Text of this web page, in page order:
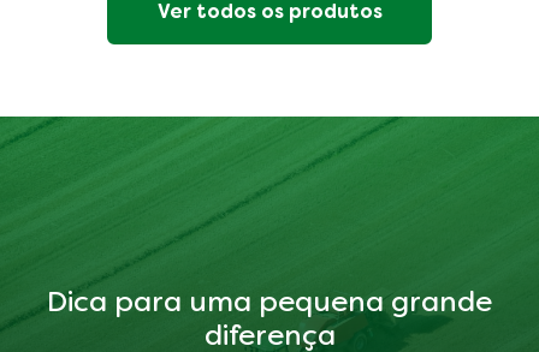
Ver todos os produtos
Dica para uma pequena grande
diferença